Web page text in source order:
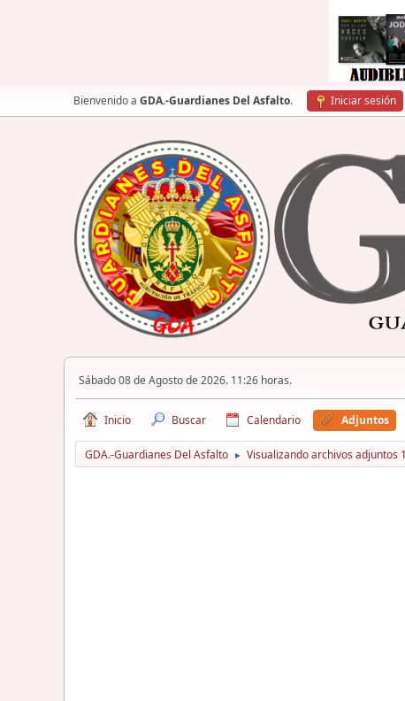
Bienvenido a GDA.-Guardianes Del Asfalto. Iniciar sesión
Sábado 08 de Agosto de 2026. 11:26 horas.
Inicio Buscar Calendario Adjuntos
GDA.-Guardianes Del Asfalto ► Visualizando archivos adjuntos